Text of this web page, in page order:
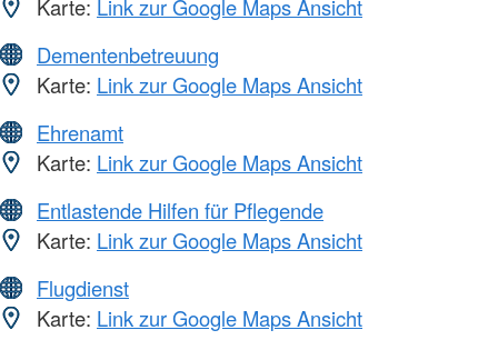
Karte: Link zur Google Maps Ansicht
Dementenbetreuung
Karte: Link zur Google Maps Ansicht
Ehrenamt
Karte: Link zur Google Maps Ansicht
Entlastende Hilfen für Pflegende
Karte: Link zur Google Maps Ansicht
Flugdienst
Karte: Link zur Google Maps Ansicht